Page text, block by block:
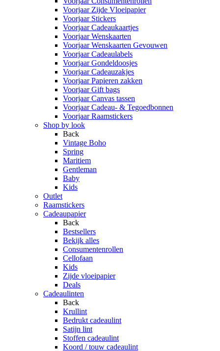
Voorjaar Zijde Vloeipapier
Voorjaar Stickers
Voorjaar Cadeaukaartjes
Voorjaar Wenskaarten
Voorjaar Wenskaarten Gevouwen
Voorjaar Cadeaulabels
Voorjaar Gondeldoosjes
Voorjaar Cadeauzakjes
Voorjaar Papieren zakken
Voorjaar Gift bags
Voorjaar Canvas tassen
Voorjaar Cadeau- & Tegoedbonnen
Voorjaar Raamstickers
Shop by look
Back
Vintage Boho
Spring
Maritiem
Gentleman
Baby
Kids
Outlet
Raamstickers
Cadeaupapier
Back
Bestsellers
Bekijk alles
Consumentenrollen
Cellofaan
Kids
Zijde vloeipapier
Deals
Cadeaulinten
Back
Krullint
Bedrukt cadeaulint
Satijn lint
Stoffen cadeaulint
Koord / touw cadeaulint